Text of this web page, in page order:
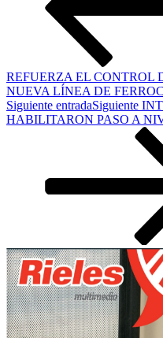
REFUERZA EL CONTROL
NUEVA LÍNEA DE
Siguiente entradaSiguiente
HABILITARON PASO A